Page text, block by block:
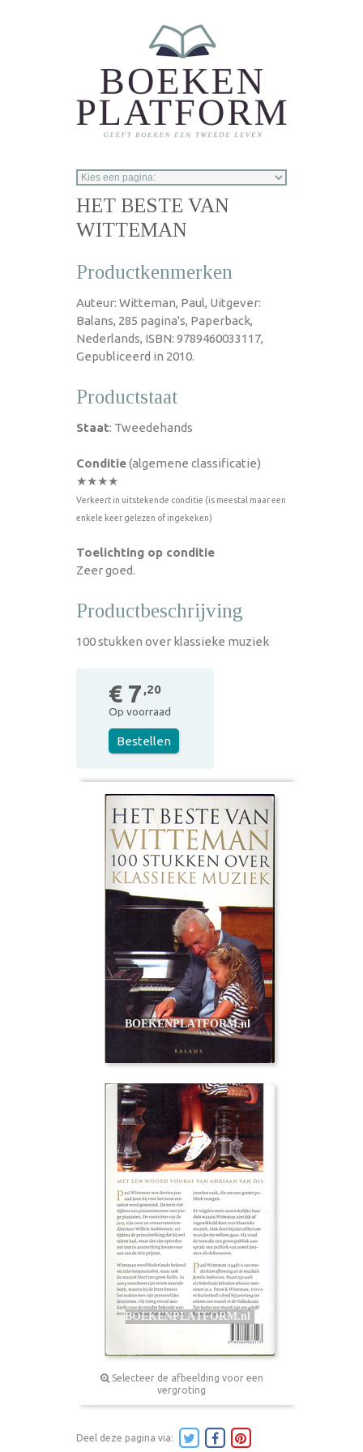
HET BESTE VAN
WITTEMAN
Productkenmerken
Auteur: Witteman, Paul, Uitgever:
Balans, 285 pagina's, Paperback,
Nederlands, ISBN: 9789460033117,
Gepubliceerd in 2010.
Productstaat
Staat: Tweedehands
Conditie(algemene classificatie)
★★★★
Verkeert in uitstekende conditie (is meestal maar een
enkele keer gelezen of ingekeken)
Toelichting op conditie
Zeer goed.
Productbeschrijving
100 stukken over klassieke muziek
€ 7 ,20
Op voorraad
Bestellen
Selecteer de afbeelding voor een
vergroting
Deel deze pagina via: